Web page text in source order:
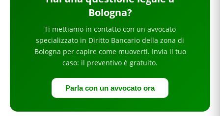
Bologna?
Ti mettiamo in contatto con un avvocato
specializzato in Diritto Bancario della zona di
Bologna per capire come muoverti. Invia il tuo
caso: il preventivo è gratuito.
Parla con un avvocato ora